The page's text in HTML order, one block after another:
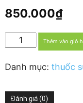
850.000₫
Khang
lượng
Thêm vào giỏ
Danh mục: thuốc
Đánh giá (0)